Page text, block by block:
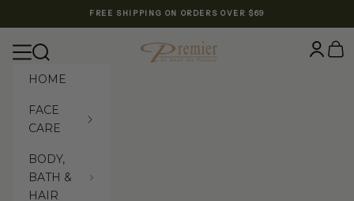
FREE SHIPPING ON ORDERS OVER $69
Premier Dead Sea International Website
Navigation menu
Search Login
Cart
HOME
FACE
CARE
BODY,
BATH &
HAIR